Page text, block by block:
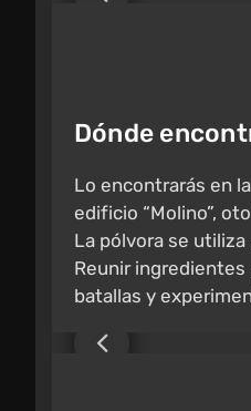
Dónde
Lo encontrarás en
edificio “Molino”,
La pólvora se
Reunir
batallas y